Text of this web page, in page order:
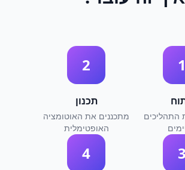
1
התהליכים
2
תכנון
מתכננים את האוטומציה
האופטימלית
3
4